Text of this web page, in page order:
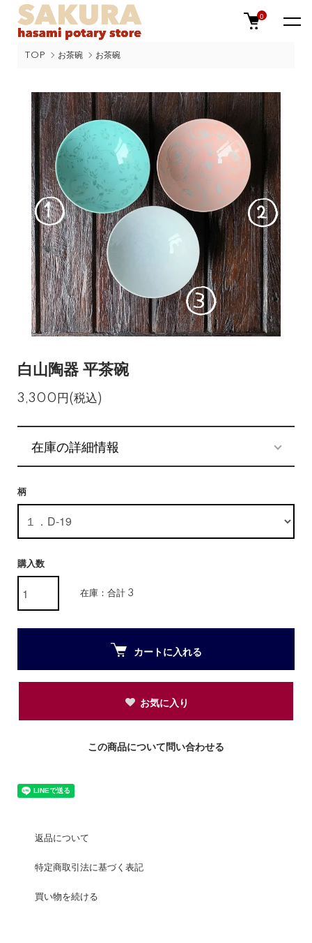
0
TOP お茶碗 お茶碗
白山陶器 平茶碗
3,300円(税込)
在庫の詳細情報
柄
購入数
在庫：合計 3
カートに入れる
お気に入り
この商品について問い合わせる
返品について
特定商取引法に基づく表記
買い物を続ける